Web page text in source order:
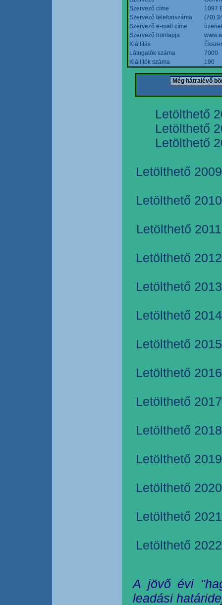
Szervező címe
1097
Szervező telefonszáma
(70)
Szervező e-mail címe
Szervező honlapja
Kiállítás
Látogatók száma
7000
Kiállítók száma
190
Letölthető
Letölthető
Letölthető
Letölthető
Letölthető
Letölthető
Letölthető
Letölthető
Letölthető
Letölthető
Letölthető
Letölthető
Letölthető
Letölthető
Letölthető
Letölthető
Letölthető
A jövő évi
leadási